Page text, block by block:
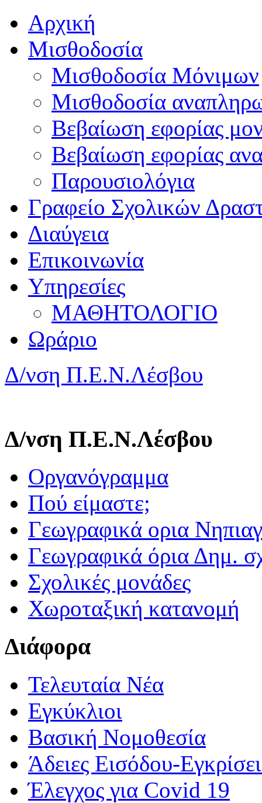
Αρχική
Μισθοδοσία
Μισθοδοσία Μόνιμων
Μισθοδοσία
Βεβαίωση εφορίας
Βεβαίωση εφορίας
Παρουσιολόγια
Γραφείο Σχολικών
Διαύγεια
Επικοινωνία
Υπηρεσίες
ΜΑΘΗΤΟΛΟΓΙΟ
Ωράριο
Δ/νση Π.Ε.Ν.Λέσβου
Δ/νση Π.Ε.Ν.Λέσβου
Οργανόγραμμα
Πού είμαστε;
Γεωγραφικά ορια
Γεωγραφικά όρια Δημ.
Σχολικές μονάδες
Χωροταξική κατανομή
Διάφορα
Τελευταία Νέα
Εγκύκλιοι
Βασική Νομοθεσία
Άδειες Εισόδου-
Έλεγχος για Covid 19